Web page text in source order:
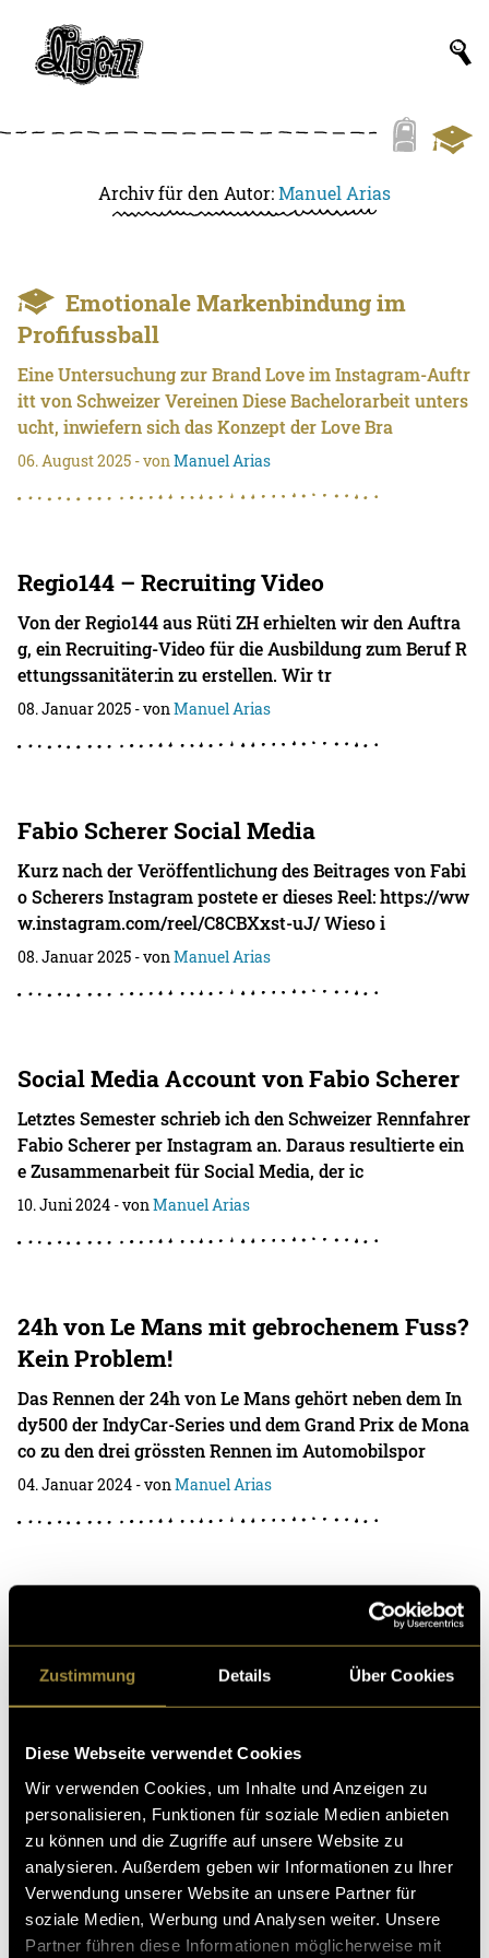
Zustimmung Details Über Cookies
Diese Webseite verwendet Cookies
Wir verwenden Cookies, um Inhalte und Anzeigen zu
personalisieren, Funktionen für soziale Medien anbieten
zu können und die Zugriffe auf unsere Website zu
analysieren. Außerdem geben wir Informationen zu Ihrer
Verwendung unserer Website an unsere Partner für
soziale Medien, Werbung und Analysen weiter. Unsere
Partner führen diese Informationen möglicherweise mit
Archiv für den Autor:Manuel Arias
Emotionale Markenbindung im
Profifussball
Eine Untersuchung zur Brand Love im Instagram-Auftr
itt von Schweizer Vereinen Diese Bachelorarbeit unters
ucht, inwiefern sich das Konzept der Love Bra
06. August 2025 - vonManuel Arias
Regio144 – Recruiting Video
Von der Regio144 aus Rüti ZH erhielten wir den Auftra
g, ein Recruiting-Video für die Ausbildung zum Beruf R
ettungssanitäter:in zu erstellen. Wir tr
08. Januar 2025 - vonManuel Arias
Fabio Scherer Social Media
Kurz nach der Veröffentlichung des Beitrages von Fabi
o Scherers Instagram postete er dieses Reel: https://ww
w.instagram.com/reel/C8CBXxst-uJ/ Wieso i
08. Januar 2025 - vonManuel Arias
Social Media Account von Fabio Scherer
Letztes Semester schrieb ich den Schweizer Rennfahrer
Fabio Scherer per Instagram an. Daraus resultierte ein
e Zusammenarbeit für Social Media, der ic
10. Juni 2024 - vonManuel Arias
24h von Le Mans mit gebrochenem Fuss?
Kein Problem!
Das Rennen der 24h von Le Mans gehört neben dem In
dy500 der IndyCar-Series und dem Grand Prix de Mona
co zu den drei grössten Rennen im Automobilspor
04. Januar 2024 - vonManuel Arias
horgenglarus mit Pascal Schmutz
Pascal Schmutz ist ein etablierter, mit 16-GaultMillau-
Punkten ausgezeichneter Gourmetkoch und war 2010
Azoren: São Miguel
Noch nie von den Azoren gehört? Keine Angst, da bist
du nicht der/die Einzige. Die Azoren sind eine portugies
ische Inselgruppe bestehend aus neun Ins